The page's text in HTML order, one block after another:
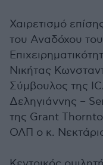
Χαιρετισμό
του Αναδόχου
Νικήτας
Σύμβουλος της
Δεληγιάννης –
της Grant
ΟΛΠ ο κ.